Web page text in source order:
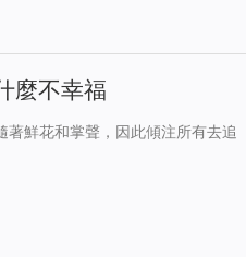
麼不幸福
鮮花和掌聲，因此傾注所有去追